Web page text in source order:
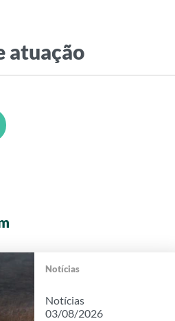
atuação
Notícias
Notícias
03/08/2026